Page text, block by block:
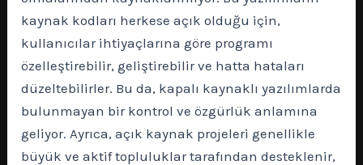
kaynak kodları herkese açık olduğu için,
kullanıcılar ihtiyaçlarına göre programı
özelleştirebilir, geliştirebilir ve hatta hataları
düzeltebilirler. Bu da, kapalı kaynaklı yazılımlarda
bulunmayan bir kontrol ve özgürlük anlamına
geliyor. Ayrıca, açık kaynak projeleri genellikle
büyük ve aktif topluluklar tarafından desteklenir,